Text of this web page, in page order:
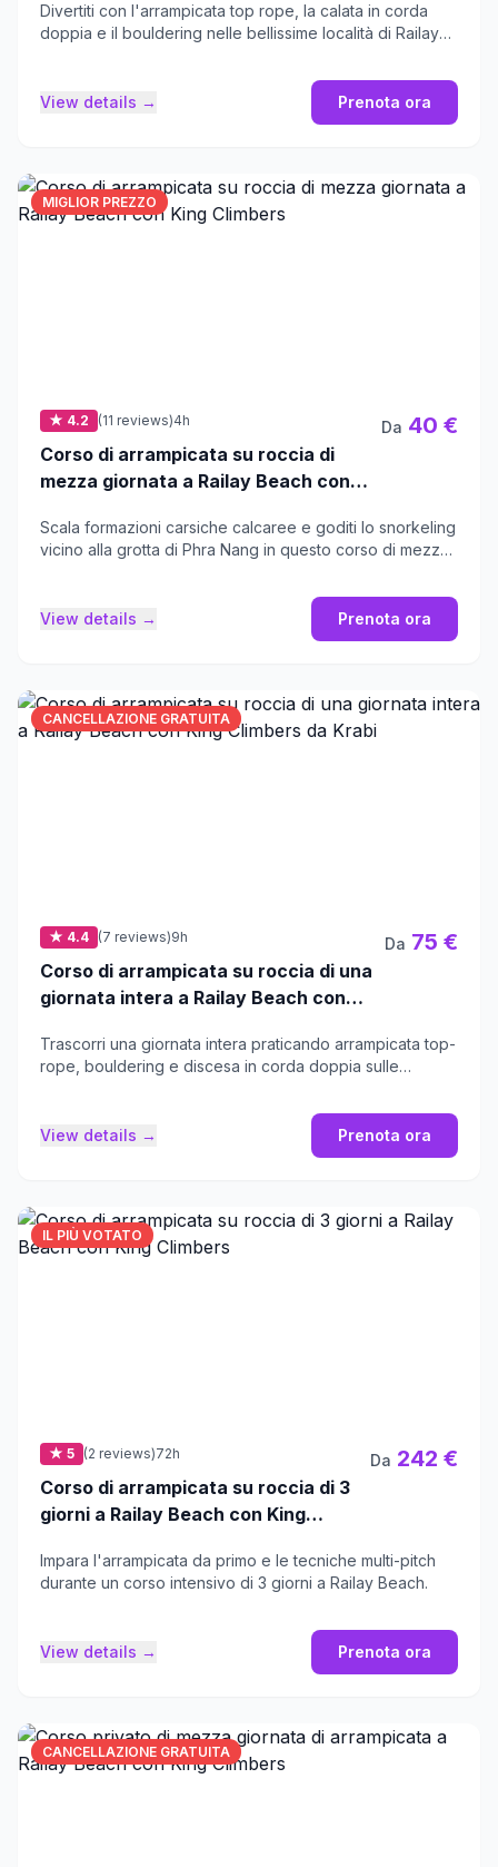
Divertiti con l'arrampicata top rope, la calata in corda
doppia e il bouldering nelle bellissime località di Railay
View details → Prenota ora
MIGLIOR PREZZO
★ 4.2 (11 reviews)4h
Corso di arrampicata su roccia di
mezza giornata a Railay Beach con
Da 40 €
Scala formazioni carsiche calcaree e goditi lo snorkeling
vicino alla grotta di Phra Nang in questo corso di mezza
View details → Prenota ora
CANCELLAZIONE GRATUITA
★ 4.4 (7 reviews)9h
Corso di arrampicata su roccia di una
giornata intera a Railay Beach con
Da 75 €
Trascorri una giornata intera praticando arrampicata top-
rope, bouldering e discesa in corda doppia sulle
View details → Prenota ora
IL PIÙ VOTATO
★ 5 (2 reviews)72h
Corso di arrampicata su roccia di 3
giorni a Railay Beach con King
Da 242 €
Impara l'arrampicata da primo e le tecniche multi-pitch
durante un corso intensivo di 3 giorni a Railay Beach.
View details → Prenota ora
CANCELLAZIONE GRATUITA